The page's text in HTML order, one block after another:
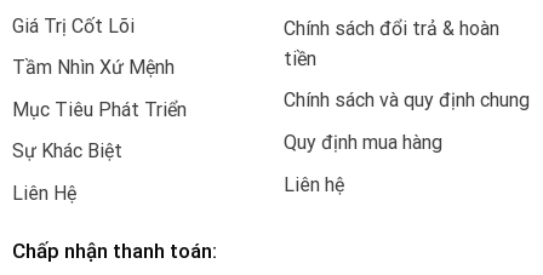
Giá Trị Cốt Lõi
Tầm Nhìn Xứ Mệnh
Mục Tiêu Phát Triển
Sự Khác Biệt
Liên Hệ
Chính sách đổi trả & hoàn
tiền
Chính sách và quy định chung
Quy định mua hàng
Liên hệ
Chấp nhận thanh toán: